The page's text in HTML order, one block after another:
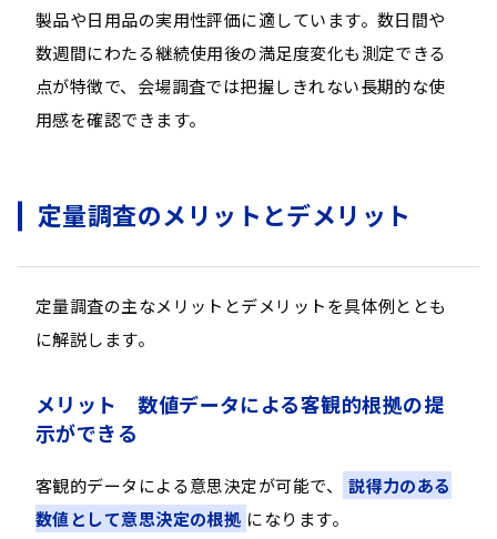
製品や日用品の実用性評価に適しています。数日間や
数週間にわたる継続使用後の満足度変化も測定できる
点が特徴で、会場調査では把握しきれない長期的な使
用感を確認できます。
定量調査のメリットとデメリット
定量調査の主なメリットとデメリットを具体例ととも
に解説します。
メリット 数値データによる客観的根拠の提
示ができる
客観的データによる意思決定が可能で、
説得力のある
数値として意思決定の根拠 になります。